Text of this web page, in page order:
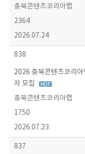
충북콘텐츠코리아랩
2364
2026.07.24
838
2026 충북콘텐츠코리
자 모집
충북콘텐츠코리아랩
1750
2026.07.23
837